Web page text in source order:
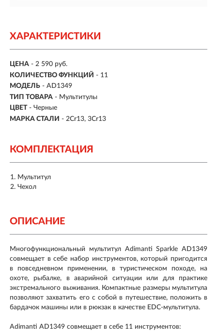
ХАРАКТЕРИСТИКИ
ЦЕНА - 2 590 руб.
КОЛИЧЕСТВО ФУНКЦИЙ - 11
МОДЕЛЬ - AD1349
ТИП ТОВАРА - Мультитулы
ЦВЕТ - Черные
МАРКА СТАЛИ - 2Cr13, 3Cr13
КОМПЛЕКТАЦИЯ
Мультитул
Чехол
ОПИСАНИЕ
Многофункциональный мультитул Adimanti Sparkle AD1349
совмещает в себе набор инструментов, который пригодится
в повседневном применении, в туристическом походе, на
охоте, рыбалке, в аварийной ситуации или для практике
экстремального выживания. Компактные размеры мультитула
позволяют захватить его с собой в путешествие, положить в
бардачок машины или в рюкзак в качестве EDC-мультитула.
Adimanti AD1349 совмещает в себе 11 инструментов: